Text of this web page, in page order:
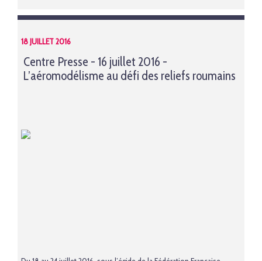
18 JUILLET 2016
Centre Presse - 16 juillet 2016 -
L’aéromodélisme au défi des reliefs roumains